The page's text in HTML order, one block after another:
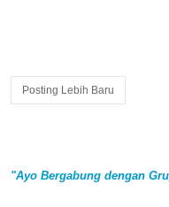
Posting Lebih Baru
"Ayo Bergabung dengan